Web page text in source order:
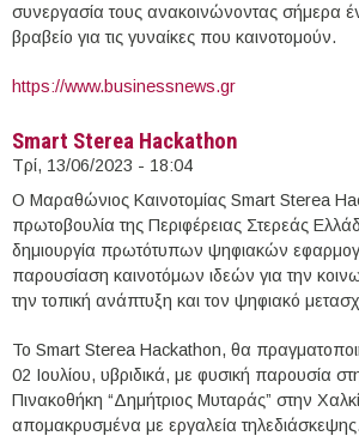
συνεργασία τους ανακοινώνοντας σήμερα
βραβείο για τις γυναίκες που καινοτομούν.
https://www.businessnews.gr
Smart Sterea Hackathon
Τρί, 13/06/2023 - 18:04
Ο Μαραθώνιος Καινοτομίας Smart Sterea
πρωτοβουλία της Περιφέρειας Στερεάς
δημιουργία πρωτότυπων ψηφιακών
παρουσίαση καινοτόμων ιδεών για την
την τοπική ανάπτυξη και τον ψηφιακό
Το Smart Sterea Hackathon, θα
02 Ιουλίου, υβριδικά, με φυσική παρουσία
Πινακοθήκη “Δημήτριος Μυταράς” στην
απομακρυσμένα με εργαλεία τηλεδιάσκεψης.